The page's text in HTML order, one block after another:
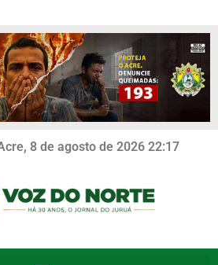
8 de agosto de 2026 22:17